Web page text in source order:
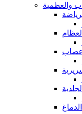
والعظمية